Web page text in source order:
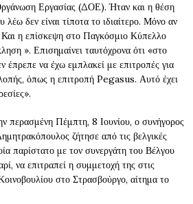
Εργασίας (ΔΟΕ). Ήταν και η θέση
δεν είναι τίποτα το ιδιαίτερο. Μόνο αν
Και η επίσκεψη στο Παγκόσμιο Κύπελλο
». Επισημαίνει ταυτόχρονα ότι «στο
έπρεπε να έχω εμπλακεί με επιτροπές για
όπως η επιτροπή Pegasus. Αυτό έχει
περασμένη Πέμπτη, 8 Ιουνίου, ο συνήγορος
ζήτησε από τις βελγικές
παρίστατο με τον συνεργάτη του Βέλγου
να επιτραπεί η συμμετοχή της στις
στο Στρασβούργο, αίτημα το